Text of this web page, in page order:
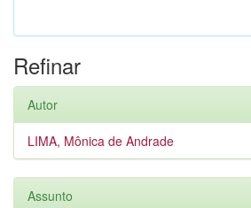
Refinar
Autor
LIMA, Mônica de Andrade
Assunto